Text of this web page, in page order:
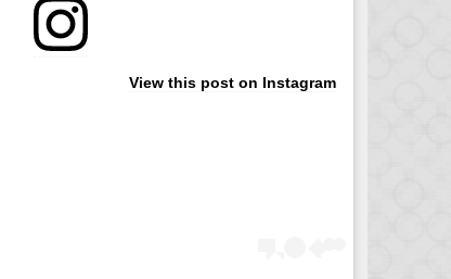
View this post on Instagram